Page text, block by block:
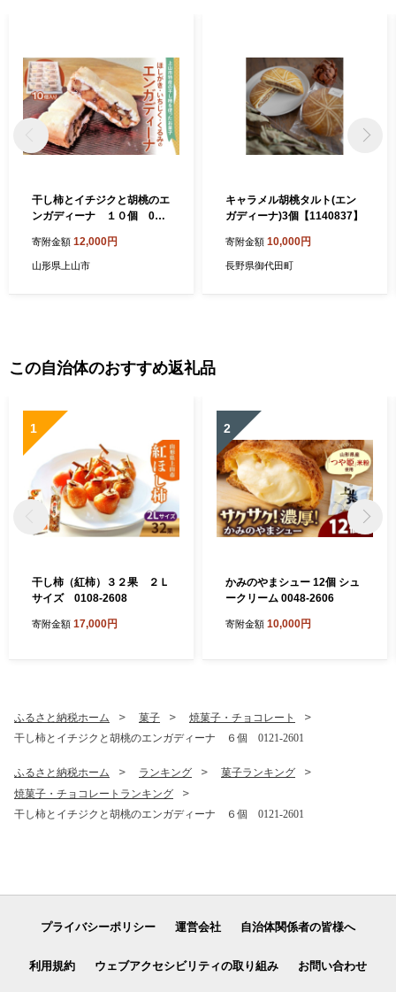
干し柿とイチジクと胡桃のエ
ンガディーナ １０個 012
寄附金額 12,000円
山形県上山市
キャラメル胡桃タルト(エン
ガディーナ)3個【1140837】
寄附金額 10,000円
長野県御代田町
この自治体のおすすめ返礼品
1
干し柿（紅柿）３２果 ２Ｌ
サイズ 0108-2608
寄附金額 17,000円
2
かみのやまシュー 12個 シュ
ークリーム 0048-2606
寄附金額 10,000円
ふるさと納税ホーム 菓子
焼菓子・チョコレート
干し柿とイチジクと胡桃のエンガディーナ ６個 0121-2601
ふるさと納税ホーム ランキング
菓子ランキング
焼菓子・チョコレートランキング
干し柿とイチジクと胡桃のエンガディーナ ６個 0121-2601
プライバシーポリシー 運営会社 自治体関係者の皆様へ
利用規約 ウェブアクセシビリティの取り組み お問い合わせ